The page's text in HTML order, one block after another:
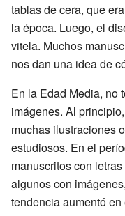
tablas de cera, que
la época. Luego, el
vitela. Muchos
nos dan una idea de
En la Edad Media, no
imágenes. Al
muchas ilustraciones
estudiosos. En el
manuscritos con letras
algunos con
tendencia aumentó